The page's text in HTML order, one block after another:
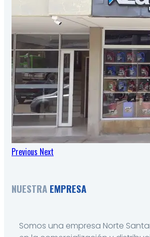
Previous Next
NUESTRA EMPRESA
Somos una empresa Norte